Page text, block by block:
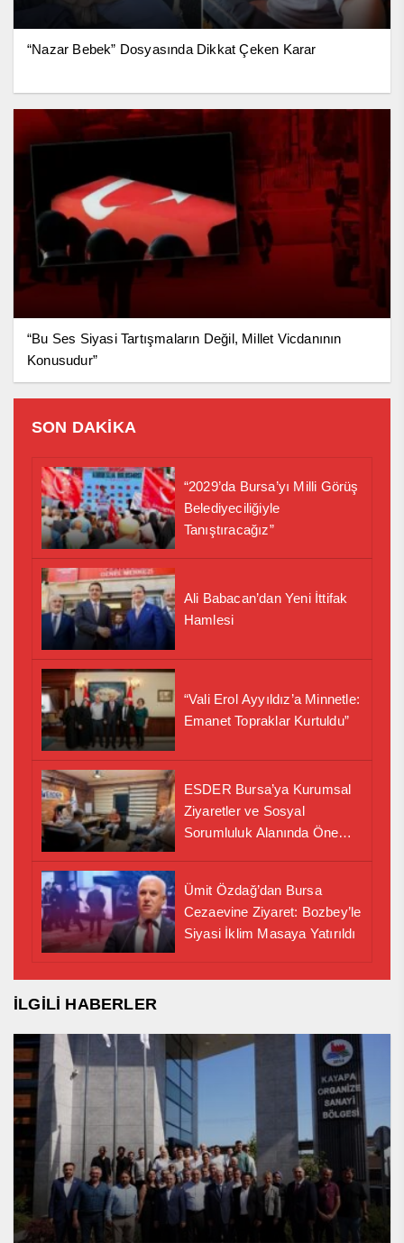
“Nazar Bebek” Dosyasında Dikkat Çeken Karar
“Bu Ses Siyasi Tartışmaların Değil, Millet Vicdanının
Konusudur”
SON DAKİKA
“2029’da Bursa’yı Milli Görüş
Belediyeciliğiyle
Tanıştıracağız”
Ali Babacan’dan Yeni İttifak
Hamlesi
“Vali Erol Ayyıldız’a Minnetle:
Emanet Topraklar Kurtuldu”
ESDER Bursa’ya Kurumsal
Ziyaretler ve Sosyal
Sorumluluk Alanında Önemli
Ümit Özdağ’dan Bursa
Cezaevine Ziyaret: Bozbey’le
Siyasi İklim Masaya Yatırıldı
İLGİLİ HABERLER